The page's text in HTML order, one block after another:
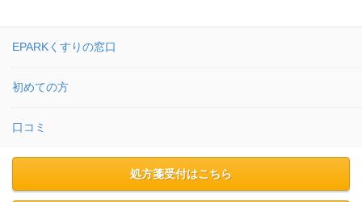
EPARKくすりの窓口
初めての方
口コミ
処方箋受付はこちら